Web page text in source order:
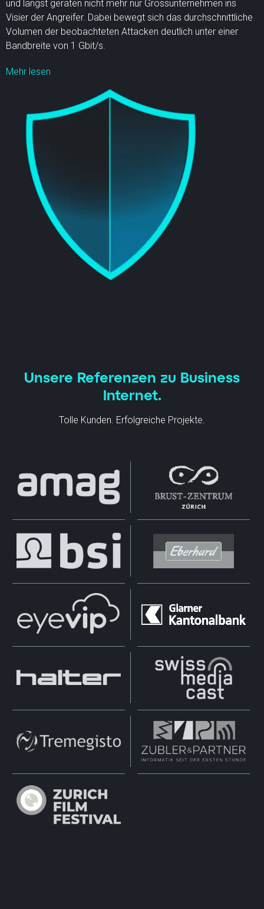
und längst geraten nicht mehr nur Grossunternehmen ins
Visier der Angreifer. Dabei bewegt sich das durchschnittliche
Volumen der beobachteten Attacken deutlich unter einer
Bandbreite von 1 Gbit/s.
Mehr lesen
Unsere Referenzen zu Business
Internet.
Tolle Kunden. Erfolgreiche Projekte.